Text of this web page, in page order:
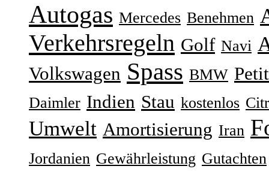
Autogas Mercedes Benehmen
Verkehrsregeln Golf Navi
Volkswagen Spass BMW
Daimler Indien Stau kostenlos
Umwelt Amortisierung Iran
Jordanien Gewährleistung Gutachten